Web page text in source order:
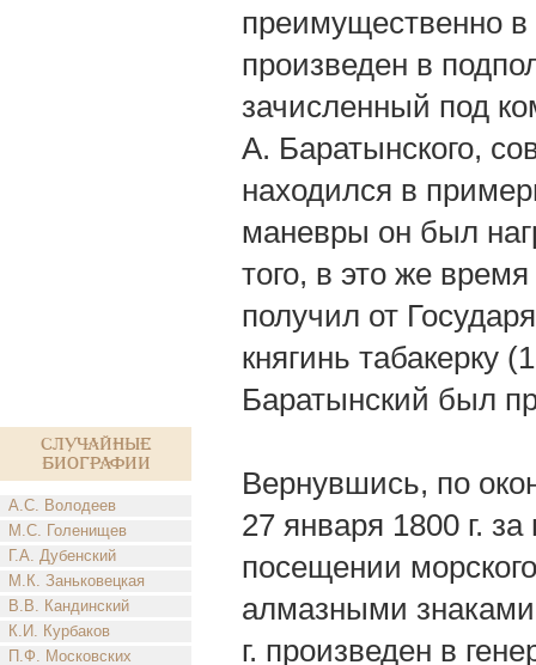
Случайные
биографии
А.С. Володеев
М.С. Голенищев
Г.А. Дубенский
М.К. Заньковецкая
В.В. Кандинский
К.И. Курбаков
П.Ф. Московских
преимущественно
произведен в
зачисленный под
А. Баратынского,
находился в
маневры он был
того, в это же
получил от
княгинь табакерку
Баратынский был
Вернувшись, по
27 января 1800 г.
посещении
алмазными
г. произведен в